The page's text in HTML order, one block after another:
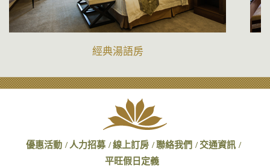
經典湯語房
優惠活動 人力招募 線上訂房 聯絡我們
交通資訊
平旺假日定義